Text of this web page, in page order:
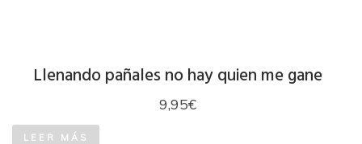
Llenando pañales no hay quien me gane
9,95€
LEER MÁS